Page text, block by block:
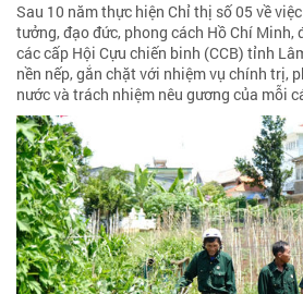
Sau 10 năm thực hiện Chỉ thị số 05 về
tưởng, đạo đức, phong cách Hồ Chí Minh,
các cấp Hội Cựu chiến binh (CCB) tỉnh
nền nếp, gắn chặt với nhiệm vụ chính trị,
nước và trách nhiệm nêu gương của mỗi